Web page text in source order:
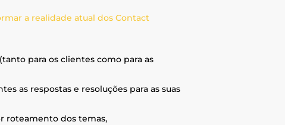
a realidade atual dos Contact
para os clientes como para as
as respostas e resoluções para as suas
roteamento dos temas,